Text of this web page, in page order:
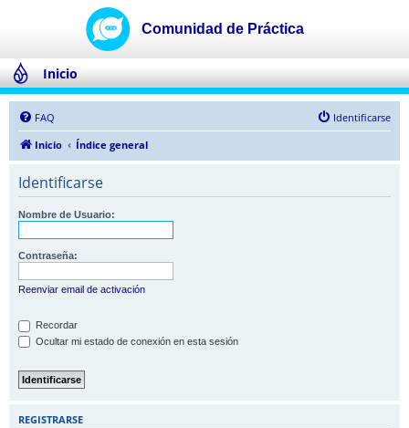
Inicio
FAQ
Identificarse
Inicio
Índice general
Identificarse
Nombre de Usuario:
Contraseña:
Reenviar email de activación
Recordar
Ocultar mi estado de conexión en esta sesión
REGISTRARSE